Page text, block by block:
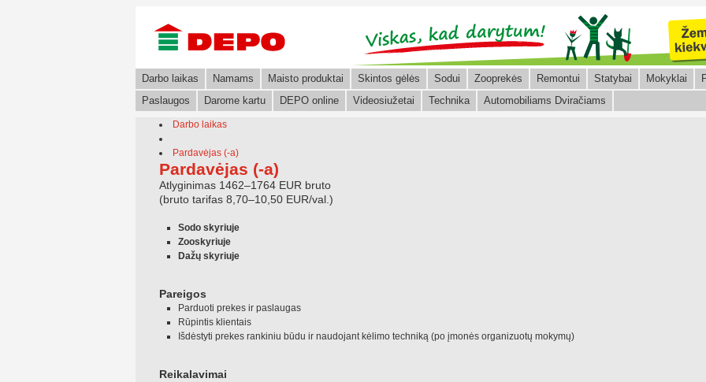
Darbo laikas Namams Maisto produktai Skintos gėlės Sodui Zooprekės Remontui Statybai Mokyklai
Paslaugos
Darome kartu DEPO online Videosiužetai Technika Automobiliams Dviračiams
Darbo laikas
Pardavėjas (-a)
Pardavėjas (-a)
Atlyginimas 1462–1764 EUR bruto
(bruto tarifas 8,70–10,50 EUR/val.)
Sodo skyriuje
Zooskyriuje
Dažų skyriuje
Pareigos
Parduoti prekes ir paslaugas
Rūpintis klientais
Išdėstyti prekes rankiniu būdu ir naudojant kėlimo techniką (po įmonės organizuotų mokymų)
Reikalavimai